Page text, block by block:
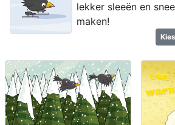
lekker sleeën en
maken!